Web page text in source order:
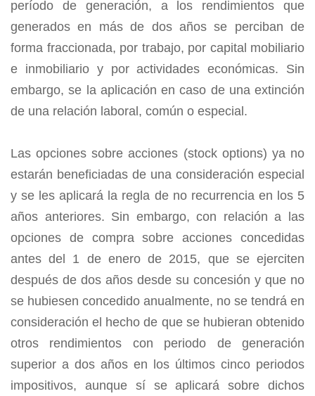
período de generación, a los rendimientos que
generados en más de dos años se perciban de
forma fraccionada, por trabajo, por capital mobiliario
e inmobiliario y por actividades económicas. Sin
embargo, se la aplicación en caso de una extinción
de una relación laboral, común o especial.
Las opciones sobre acciones (stock options) ya no
estarán beneficiadas de una consideración especial
y se les aplicará la regla de no recurrencia en los 5
años anteriores. Sin embargo, con relación a las
opciones de compra sobre acciones concedidas
antes del 1 de enero de 2015, que se ejerciten
después de dos años desde su concesión y que no
se hubiesen concedido anualmente, no se tendrá en
consideración el hecho de que se hubieran obtenido
otros rendimientos con periodo de generación
superior a dos años en los últimos cinco periodos
impositivos, aunque sí se aplicará sobre dichos